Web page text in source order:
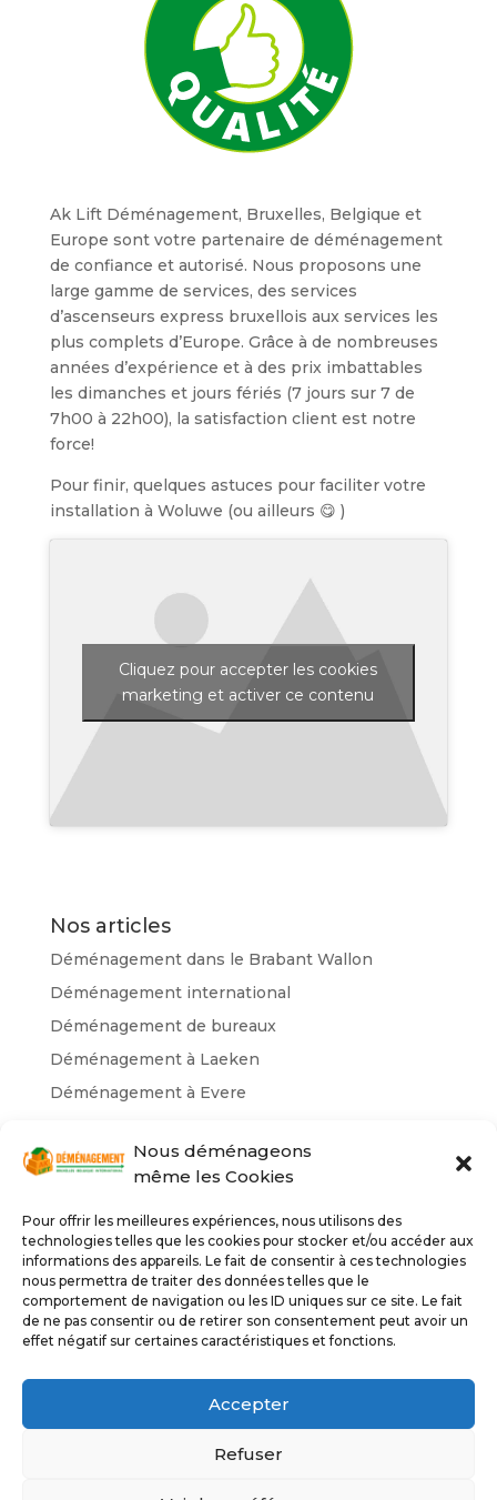
Nous déménageons
même les Cookies
Pour offrir les meilleures expériences, nous utilisons des
technologies telles que les cookies pour stocker et/ou accéder aux
informations des appareils. Le fait de consentir à ces technologies
nous permettra de traiter des données telles que le
comportement de navigation ou les ID uniques sur ce site. Le fait
de ne pas consentir ou de retirer son consentement peut avoir un
effet négatif sur certaines caractéristiques et fonctions.
Accepter
Refuser
Ak Lift Déménagement, Bruxelles, Belgique et
Europe sont votre partenaire de déménagement
de confiance et autorisé. Nous proposons une
large gamme de services, des services
d’ascenseurs express bruxellois aux services les
plus complets d’Europe. Grâce à de nombreuses
années d’expérience et à des prix imbattables
les dimanches et jours fériés (7 jours sur 7 de
7h00 à 22h00), la satisfaction client est notre
force!
Pour finir, quelques astuces pour faciliter votre
installation à Woluwe (ou ailleurs 😋 )
Cliquez pour accepter les cookies
marketing et activer ce contenu
Nos articles
Déménagement dans le Brabant Wallon
Déménagement international
Déménagement de bureaux
Déménagement à Laeken
Déménagement à Evere
Nos catégories
Déménagement Belgique
déménagement Bruxelles
déménageurs Bruxelles
lift et camion déménagement
Non classé
Service lift Belgique
Service lift Bruxelles